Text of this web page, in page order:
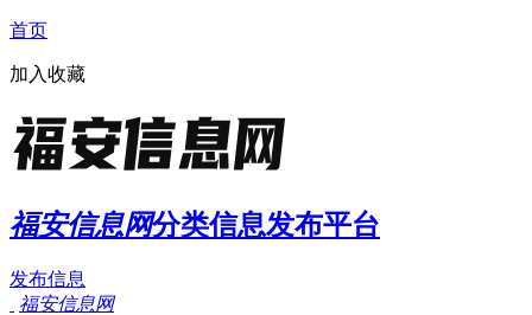
首页
加入收藏
福安信息网分类信息发布平台
发布信息
福安信息网